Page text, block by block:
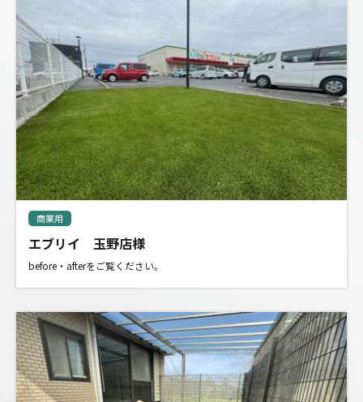
商業用
エブリイ 玉野店様
before・afterをご覧ください。